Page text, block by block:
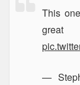
This
—